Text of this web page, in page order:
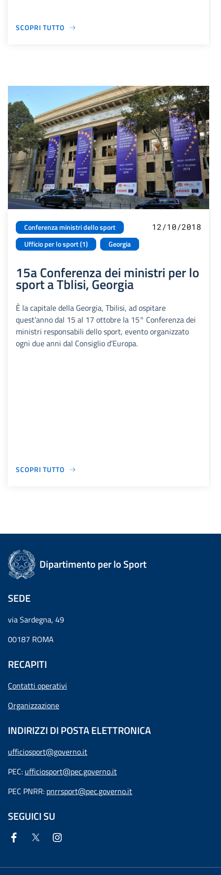
SCOPRI TUTTO
Conferenza ministri dello sport
Ufficio per lo sport (1)
Georgia
12/10/2018
15a Conferenza dei ministri per lo
sport a Tblisi, Georgia
È la capitale della Georgia, Tbilisi, ad ospitare
quest’anno dal 15 al 17 ottobre la 15° Conferenza dei
ministri responsabili dello sport, evento organizzato
ogni due anni dal Consiglio d’Europa.
SCOPRI TUTTO
Dipartimento per lo Sport
SEDE
via Sardegna, 49
00187 ROMA
RECAPITI
Contatti operativi
Organizzazione
INDIRIZZI DI POSTA ELETTRONICA
ufficiosport@governo.it
PEC: ufficiosport@pec.governo.it
PEC PNRR: pnrrsport@pec.governo.it
SEGUICI SU